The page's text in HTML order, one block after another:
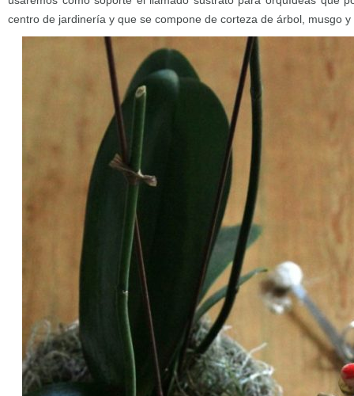
centro de jardinería y que se compone de corteza de árbol, musgo